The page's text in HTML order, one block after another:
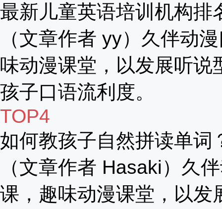
最新儿童英语培训机构排
（文章作者 yy）久伴动
味动漫课堂，以发展听说
孩子口语流利度。
TOP4
如何教孩子自然拼读单词
（文章作者 Hasaki）久
课，趣味动漫课堂，以发